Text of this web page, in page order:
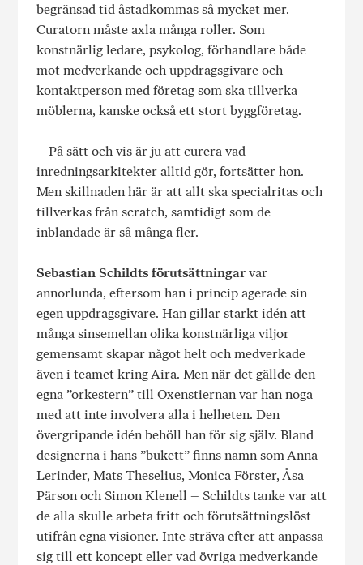
begränsad tid åstadkommas så mycket mer.
Curatorn måste axla många roller. Som
konstnärlig ledare, psykolog, förhandlare både
mot medverkande och uppdragsgivare och
kontaktperson med företag som ska tillverka
möblerna, kanske också ett stort byggföretag.
– På sätt och vis är ju att curera vad
inredningsarkitekter alltid gör, fortsätter hon.
Men skillnaden här är att allt ska specialritas och
tillverkas från scratch, samtidigt som de
inblandade är så många fler.
Sebastian Schildts förutsättningarvar
annorlunda, eftersom han i princip agerade sin
egen uppdragsgivare. Han gillar starkt idén att
många sinsemellan olika konstnärliga viljor
gemensamt skapar något helt och medverkade
även i teamet kring Aira. Men när det gällde den
egna ”orkestern” till Oxenstiernan var han noga
med att inte involvera alla i helheten. Den
övergripande idén behöll han för sig själv. Bland
designerna i hans ”bukett” finns namn som Anna
Lerinder, Mats Theselius, Monica Förster, Åsa
Pärson och Simon Klenell – Schildts tanke var att
de alla skulle arbeta fritt och förutsättningslöst
utifrån egna visioner. Inte sträva efter att anpassa
sig till ett koncept eller vad övriga medverkande